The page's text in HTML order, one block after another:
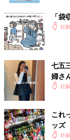
「
妊
七五
婦さ
5選妊
これ
ッズ
妊